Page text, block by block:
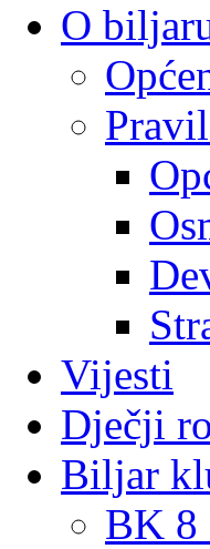
O
Vijesti
Dječji
Biljar
BK